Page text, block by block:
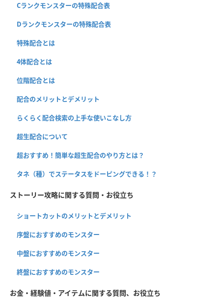
Cランクモンスターの特殊配合表
Dランクモンスターの特殊配合表
特殊配合とは
4体配合とは
位階配合とは
配合のメリットとデメリット
らくらく配合検索の上手な使いこなし方
超生配合について
超おすすめ！簡単な超生配合のやり方とは？
タネ（種）でステータスをドーピングできる！？
ストーリー攻略に関する質問・お役立ち
ショートカットのメリットとデメリット
序盤におすすめのモンスター
中盤におすすめのモンスター
終盤におすすめのモンスター
お金・経験値・アイテムに関する質問、お役立ち